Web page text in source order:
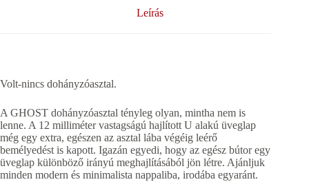
Leírás
Volt-nincs dohányzóasztal.
A GHOST dohányzóasztal tényleg olyan, mintha nem is
lenne. A 12 milliméter vastagságú hajlított U alakú üveglap
még egy extra, egészen az asztal lába végéig leérő
bemélyedést is kapott. Igazán egyedi, hogy az egész bútor egy
üveglap különböző irányú meghajlításából jön létre. Ajánljuk
minden modern és minimalista nappaliba, irodába egyaránt.